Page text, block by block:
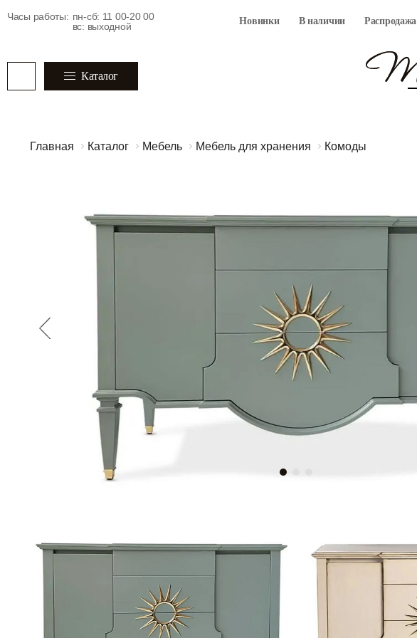
Часы работы: пн-сб: 11 00-20 00
вс: выходной
Новинки В наличии Распродажа
Каталог
Главная Каталог Мебель Мебель для хранения Комоды